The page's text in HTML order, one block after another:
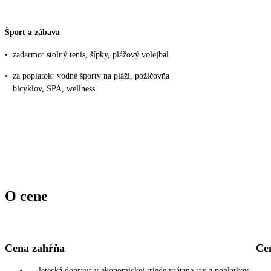
Šport a zábava
• zadarmo: stolný tenis, šípky, plážový volejbal
• za poplatok: vodné športy na pláži, požičovňa
bicyklov, SPA, wellness
O cene
Cena zahŕňa